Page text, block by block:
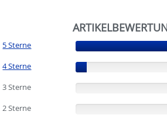
5 Sterne (90%)
4 Sterne
(10%)
3 Sterne
2 Sterne